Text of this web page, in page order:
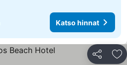
Katso hinnat
Jaa